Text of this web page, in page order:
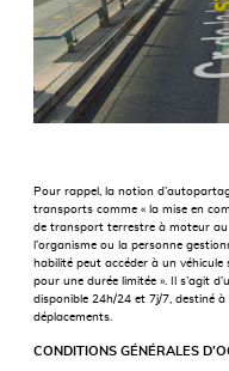
Pour rappel, la notion
transports comme « la mise en
de transport terrestre à moteur
l’organisme ou la personne
habilité peut accéder à un
pour une durée limitée ». Il s’agit
disponible 24h/24 et 7j/7, destiné
déplacements.
CONDITIONS GÉNÉRALES